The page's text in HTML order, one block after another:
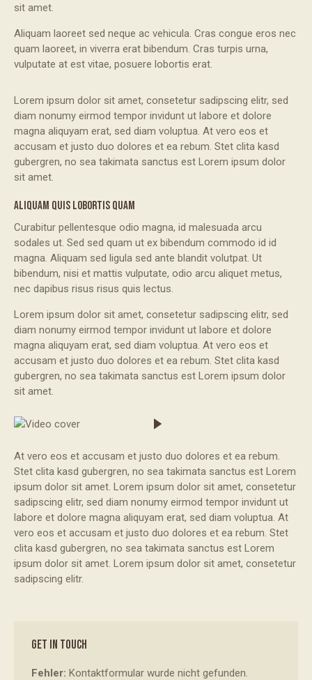
sit amet.
Aliquam laoreet sed neque ac vehicula. Cras congue eros nec
quam laoreet, in viverra erat bibendum. Cras turpis urna,
vulputate at est vitae, posuere lobortis erat.
Lorem ipsum dolor sit amet, consetetur sadipscing elitr, sed
diam nonumy eirmod tempor invidunt ut labore et dolore
magna aliquyam erat, sed diam voluptua. At vero eos et
accusam et justo duo dolores et ea rebum. Stet clita kasd
gubergren, no sea takimata sanctus est Lorem ipsum dolor
sit amet.
ALIQUAM QUIS LOBORTIS QUAM
Curabitur pellentesque odio magna, id malesuada arcu
sodales ut. Sed sed quam ut ex bibendum commodo id id
magna. Aliquam sed ligula sed ante blandit volutpat. Ut
bibendum, nisi et mattis vulputate, odio arcu aliquet metus,
nec dapibus risus risus quis lectus.
Lorem ipsum dolor sit amet, consetetur sadipscing elitr, sed
diam nonumy eirmod tempor invidunt ut labore et dolore
magna aliquyam erat, sed diam voluptua. At vero eos et
accusam et justo duo dolores et ea rebum. Stet clita kasd
gubergren, no sea takimata sanctus est Lorem ipsum dolor
sit amet.
At vero eos et accusam et justo duo dolores et ea rebum.
Stet clita kasd gubergren, no sea takimata sanctus est Lorem
ipsum dolor sit amet. Lorem ipsum dolor sit amet, consetetur
sadipscing elitr, sed diam nonumy eirmod tempor invidunt ut
labore et dolore magna aliquyam erat, sed diam voluptua. At
vero eos et accusam et justo duo dolores et ea rebum. Stet
clita kasd gubergren, no sea takimata sanctus est Lorem
ipsum dolor sit amet. Lorem ipsum dolor sit amet, consetetur
sadipscing elitr.
GET IN TOUCH
Fehler: Kontaktformular wurde nicht gefunden.